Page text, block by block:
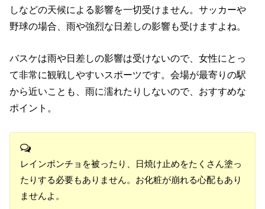
しなどの天候による影響を一切受けません。サッカーや
野球の場合、雨や強烈な日差しの影響も受けますよね。
バスケは雨や日差しの影響は受けないので、女性にとっ
て非常に観戦しやすいスポーツです。会場が最寄りの駅
から近いことも、雨に濡れたりしないので、おすすめな
ポイント。
レインポンチョを被ったり、日焼け止めをたくさん塗っ
たりする必要もありません。お化粧が崩れる心配もあり
ませんよ。